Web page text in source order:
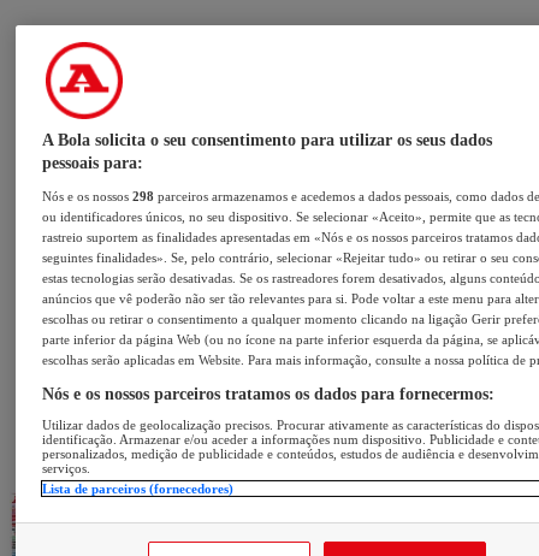
A Bola solicita o seu consentimento para utilizar os seus dados
pessoais para:
Nós e os nossos298 parceiros armazenamos e acedemos a dados pessoais, como dados
ou identificadores únicos, no seu dispositivo. Se selecionar «Aceito», permite que as
rastreio suportem as finalidades apresentadas em «Nós e os nossos parceiros tratamos
seguintes finalidades». Se, pelo contrário, selecionar «Rejeitar tudo» ou retirar o seu
estas tecnologias serão desativadas. Se os rastreadores forem desativados, alguns
anúncios que vê poderão não ser tão relevantes para si. Pode voltar a este menu para
escolhas ou retirar o consentimento a qualquer momento clicando na ligação Gerir
parte inferior da página Web (ou no ícone na parte inferior esquerda da página, se
escolhas serão aplicadas em Website. Para mais informação, consulte a nossa política de
Nós e os nossos parceiros tratamos os dados para fornecermos:
Utilizar dados de geolocalização precisos. Procurar ativamente as características do
identificação. Armazenar e/ou aceder a informações num dispositivo. Publicidade e
personalizados, medição de publicidade e conteúdos, estudos de audiência e
serviços.
Lista de parceiros (fornecedores)